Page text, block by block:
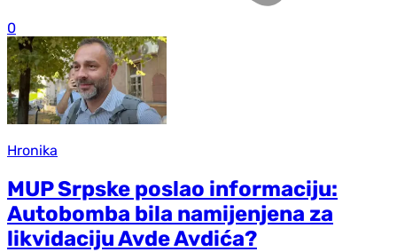
0
Hronika
MUP Srpske poslao informaciju:
Autobomba bila namijenjena za
likvidaciju Avde Avdića?